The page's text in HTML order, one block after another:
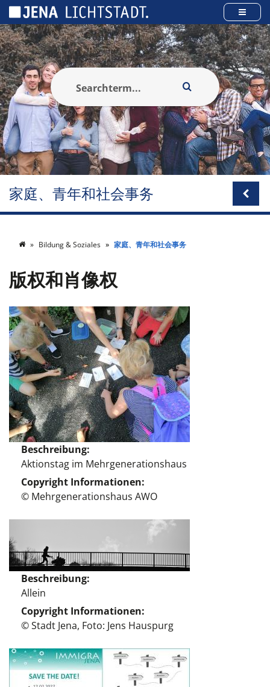
家庭、青年和社会事务
Bildung & Soziales 家庭、青年和社会事务
版权和肖像权
Beschreibung
Aktionstag im Mehrgenerationshaus
Copyright Informationen
© Mehrgenerationshaus AWO
Beschreibung
Allein
Copyright Informationen
© Stadt Jena, Foto: Jens Hauspurg
Cookies management panel